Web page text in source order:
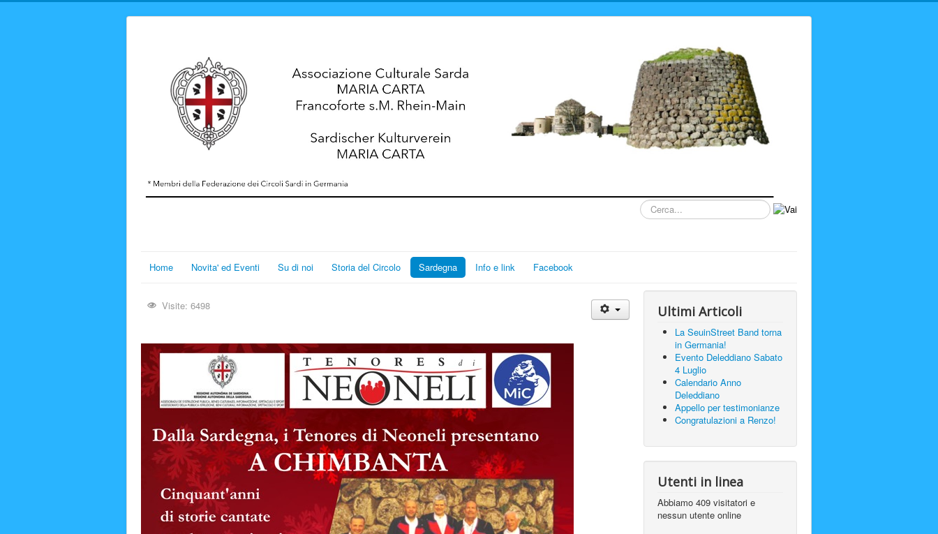
Cerca...
Home Novita' ed Eventi Su di noi Storia del Circolo Sardegna Info e link Facebook
Visite: 6498 Ultimi Articoli
La SeuinStreet Band torna
in Germania!
Evento Deleddiano Sabato
4 Luglio
Calendario Anno
Deleddiano
Appello per testimonianze
Congratulazioni a Renzo!
Utenti in linea
Abbiamo 409 visitatori e
nessun utente online